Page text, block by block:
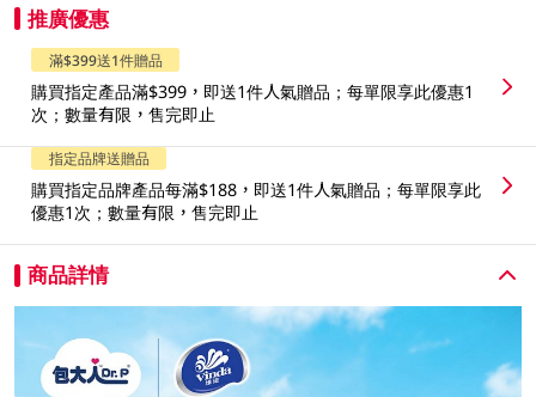
推廣優惠
滿$399送1件贈品
購買指定產品滿$399，即送1件人氣贈品；每單限享此優惠1
次；數量有限，售完即止
指定品牌送贈品
購買指定品牌產品每滿$188，即送1件人氣贈品；每單限享此
優惠1次；數量有限，售完即止
商品詳情